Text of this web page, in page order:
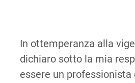
In ottemperanza alla
dichiaro sotto la mia
essere un professionista